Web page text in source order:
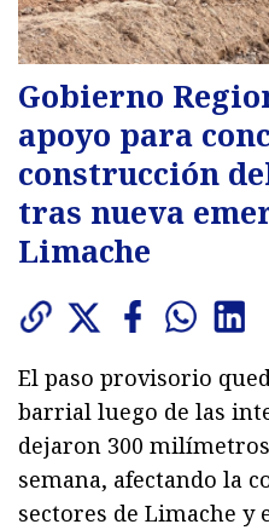
Gobierno
apoyo para
construcción
tras nueva
Limache
El paso provisorio
barrial luego de las
dejaron 300
semana, afectando la
sectores de Limache